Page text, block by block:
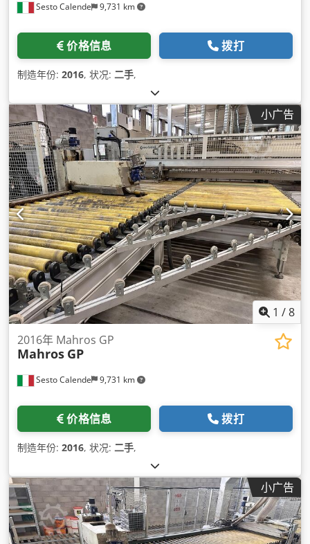
Sesto Calende 9,731 km
价格信息 拨打
制造年份: 2016, 状况: 二手,
小广告
1 /8
Sesto Calende 9,731 km
2016年 Mahros GP
Mahros GP
价格信息 拨打
制造年份: 2016, 状况: 二手,
小广告